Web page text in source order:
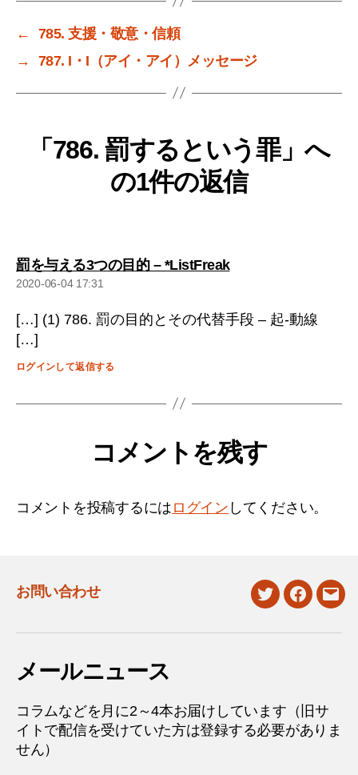
←
785. 支援・敬意・信頼
→
787. I・I（アイ・アイ）メッセージ
「786. 罰するという罪」へ
の1件の返信
罰を与える3つの目的 – *ListFreakの
2020-06-04 17:31
[…] (1) 786. 罰の目的とその代替手段 – 起-動線
[…]
ログインして返信する
コメントを残す
コメントを投稿するには ログイン してください。
お問い合わせ
twitterfacebook
メールニュース
コラムなどを月に2～4本お届けしています（旧サ
イトで配信を受けていた方は登録する必要がありま
せん）